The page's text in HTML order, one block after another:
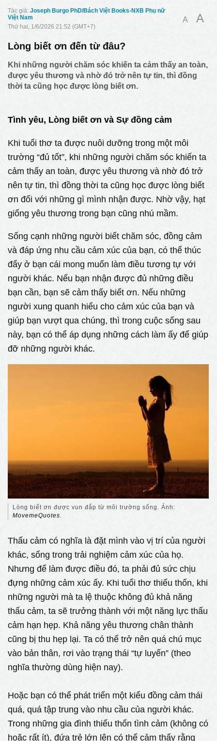
Joseph Burgo PhD/Bách Việt Books-NXB Phụ nữ
Việt Nam
Thứ hai, 1/6/2026 21:52 (GMT+7)
A A
Lòng biết ơn đến từ đâu?
Khi những người chăm sóc khiến ta cảm thấy an toàn,
được yêu thương và nhờ đó trở nên tự tin, thì đồng
thời ta cũng học được lòng biết ơn.
Tình yêu, Lòng biết ơn và Sự đồng cảm
Khi tuổi thơ ta được nuôi dưỡng trong một môi
trường “đủ tốt”, khi những người chăm sóc khiến ta
cảm thấy an toàn, được yêu thương và nhờ đó trở
nên tự tin, thì đồng thời ta cũng học được lòng biết
ơn đối với những gì mình nhận được. Nhờ vậy, hạt
giống yêu thương trong bạn cũng nhú mầm.
Sống cạnh những người biết chăm sóc, đồng cảm
và đáp ứng nhu cầu cảm xúc của bạn, có thể thúc
đẩy ở bạn cái mong muốn làm điều tương tự với
người khác. Nếu bạn nhận được đủ những điều
bạn cần, bạn sẽ cảm thấy biết ơn. Nếu những
người xung quanh hiểu cho cảm xúc của bạn và
giúp bạn vượt qua chúng, thì trong cuộc sống sau
này, bạn có thể áp dụng những cách làm ấy để giúp
đỡ những người khác.
Lòng biết ơn được vun đắp từ môi trường sống. Ảnh:
MovemeQuotes.
Thấu cảm có nghĩa là đặt mình vào vị trí của người
khác, sống trong trải nghiệm cảm xúc của họ.
Nhưng để làm được điều đó, ta phải đủ sức chịu
đựng những cảm xúc ấy. Khi tuổi thơ thiếu thốn, khi
những người mà ta lệ thuộc không đủ khả năng
thấu cảm, ta sẽ trưởng thành với một năng lực thấu
cảm hạn hẹp. Khả năng yêu thương chân thành
cũng bị thu hẹp lại. Ta có thể trở nên quá chú mục
vào bản thân, rơi vào trạng thái “tự luyến” (theo
nghĩa thường dùng hiện nay).
Hoặc bạn có thể phát triển một kiểu đồng cảm thái
quá, quá tập trung vào nhu cầu của người khác.
Trong những gia đình thiếu thốn tình cảm (không có
hoặc rất ít), đứa trẻ lớn lên có thể cảm thấy rằng